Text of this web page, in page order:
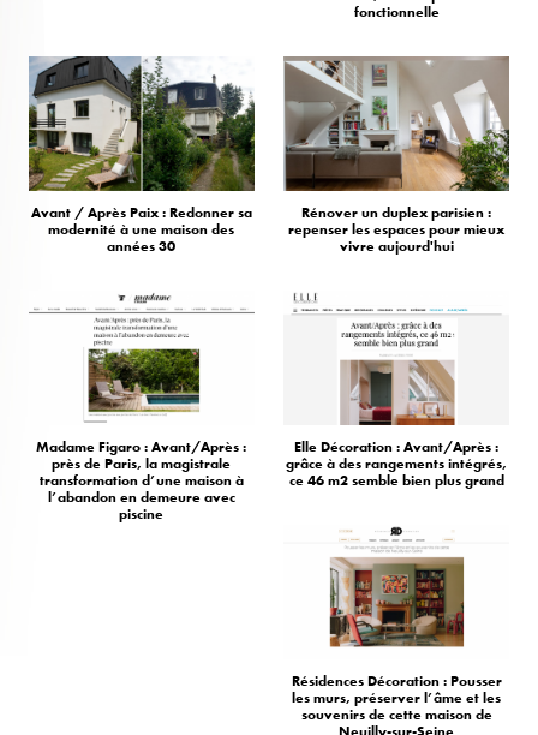
fonctionnelle
Avant / Après Paix : Redonner sa
modernité à une maison des
années 30
Rénover un duplex parisien :
repenser les espaces pour mieux
vivre aujourd'hui
Madame Figaro : Avant/Après :
près de Paris, la magistrale
transformation d’une maison à
l’abandon en demeure avec
piscine
Elle Décoration : Avant/Après :
grâce à des rangements intégrés,
ce 46 m2 semble bien plus grand
Résidences Décoration : Pousser
les murs, préserver l’âme et les
souvenirs de cette maison de
Neuilly-sur-Seine